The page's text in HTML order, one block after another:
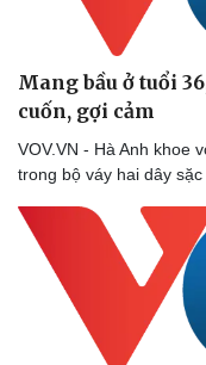
Mang bầu ở tuổi
cuốn, gợi cảm
VOV.VN - Hà Anh khoe
trong bộ váy hai dây sặc